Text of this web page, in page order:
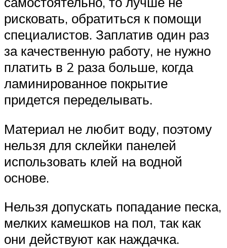
рисковать, обратиться к помощи
специалистов. Заплатив один раз
за качественную работу, не нужно
платить в 2 раза больше, когда
ламинированное покрытие
придется переделывать.
Материал не любит воду, поэтому
нельзя для склейки панелей
использовать клей на водной
основе.
Нельзя допускать попадание песка,
мелких камешков на пол, так как
они действуют как наждачка.